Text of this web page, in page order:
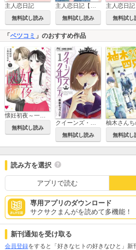
主人恋日記
無料試し読み
主人恋日記【マイクロ】
無料試し読み 無料試し
「 ベツコミ 」のおすすめ作品
懐妊初夜～一途な社長は求愛の手を緩めない～
無料試し読み
クイーンズ・クオリティ
無料試し読み 無料試し
読み方を選択
アプリで読む
専用アプリのダウンロード
サクサクまんがを読めて多機能！
新刊通知を受け取る
会員登録をすると「好きなヒトの好きなひと」